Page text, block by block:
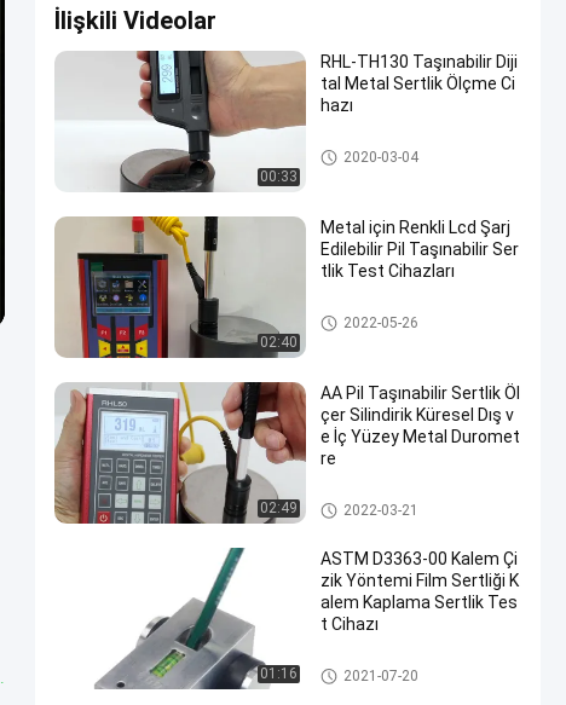
İlişkili Videolar
00:33
RHL-TH130 Taşınabilir Diji
tal Metal Sertlik Ölçme Ci
hazı
Portatif Sertlik denetim aygıtla
rı
2020-03-04
02:40
Metal için Renkli Lcd Şarj
Edilebilir Pil Taşınabilir Ser
tlik Test Cihazları
Portatif Sertlik denetim aygıtla
rı
2022-05-26
02:49
AA Pil Taşınabilir Sertlik Öl
çer Silindirik Küresel Dış v
e İç Yüzey Metal Duromet
re
Portatif Sertlik denetim aygıtla
rı
2022-03-21
01:16
ASTM D3363-00 Kalem Çi
zik Yöntemi Film Sertliği K
alem Kaplama Sertlik Tes
t Cihazı
Portatif Sertlik denetim aygıtla
rı
2021-07-20